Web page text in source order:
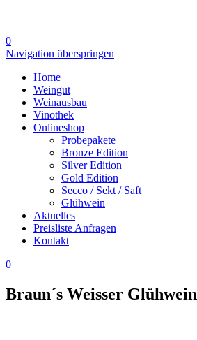
0
Navigation überspringen
Home
Weingut
Weinausbau
Vinothek
Onlineshop
Probepakete
Bronze Edition
Silver Edition
Gold Edition
Secco / Sekt / Saft
Glühwein
Aktuelles
Preisliste Anfragen
Kontakt
0
Braun´s Weisser Glühwein